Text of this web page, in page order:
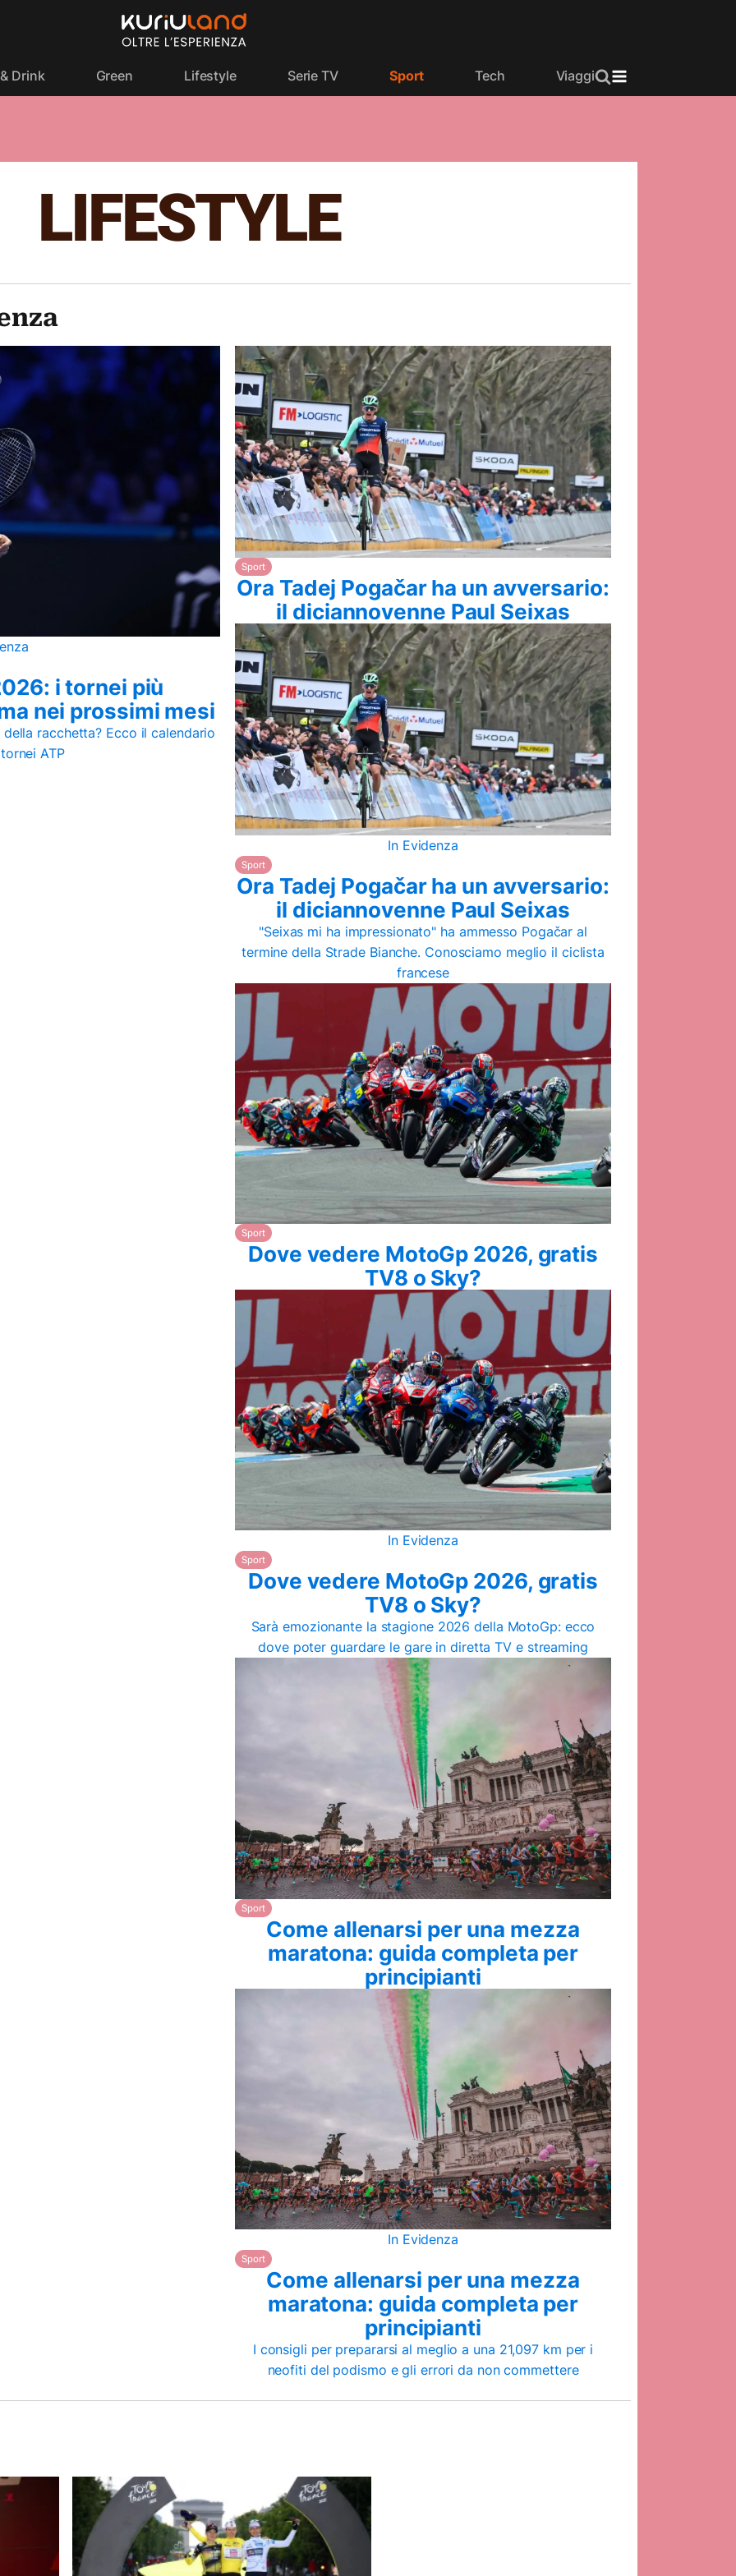
Drink Green Lifestyle Serie TV Sport Tech Viaggi
LIFESTYLE
i tornei più
nei prossimi mesi
racchetta? Ecco il calendario
ATP
Sport
Ora Tadej Pogačar ha un avversario:
il diciannovenne Paul Seixas
In Evidenza
Sport
Ora Tadej Pogačar ha un avversario:
il diciannovenne Paul Seixas
"Seixas mi ha impressionato" ha ammesso Pogačar al
termine della Strade Bianche. Conosciamo meglio il ciclista
francese
Sport
Dove vedere MotoGp 2026, gratis
TV8 o Sky?
In Evidenza
Sport
Dove vedere MotoGp 2026, gratis
TV8 o Sky?
Sarà emozionante la stagione 2026 della MotoGp: ecco
dove poter guardare le gare in diretta TV e streaming
Sport
Come allenarsi per una mezza
maratona: guida completa per
principianti
In Evidenza
Sport
Come allenarsi per una mezza
maratona: guida completa per
principianti
I consigli per prepararsi al meglio a una 21,097 km per i
neofiti del podismo e gli errori da non commettere